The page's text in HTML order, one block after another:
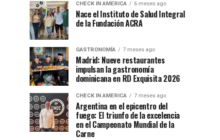
CHECK IN AMERICA 6 meses ago
Nace el Instituto de Salud Integral
de la Fundación ACRA
GASTRONOMÍA 7 meses ago
Madrid: Nueve restaurantes
impulsan la gastronomía
dominicana en RD Exquisita 2026
CHECK IN AMERICA 7 meses ago
Argentina en el epicentro del
fuego: El triunfo de la excelencia
en el Campeonato Mundial de la
Carne